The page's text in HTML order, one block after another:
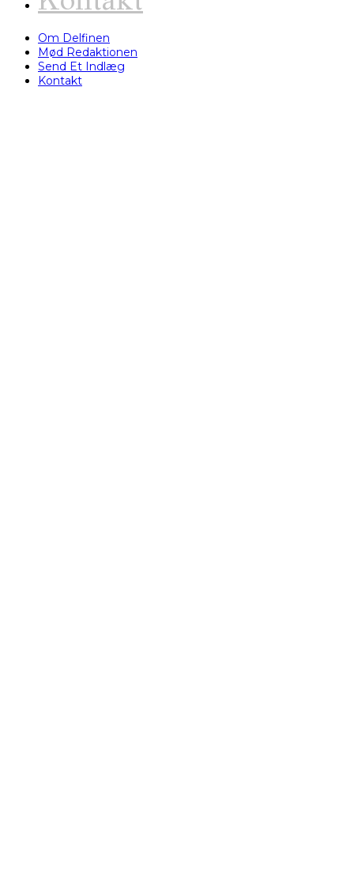
Om Delfinen
Mød Redaktionen
Send Et Indlæg
Kontakt